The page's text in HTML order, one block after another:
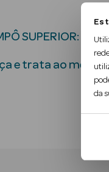
da
SUPERIOR:
e trata ao